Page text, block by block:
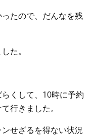
たので、だんなを残
た。
くして、10時に予約
行きました。
せざるを得ない状況